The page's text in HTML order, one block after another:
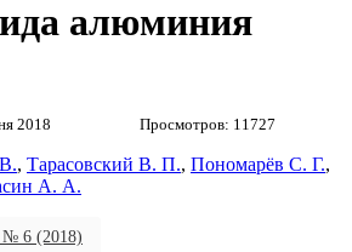
алюминия
2018 Просмотров: 11727
В., Тарасовский В. П., Пономарёв С. Г.,
А. А.
6 (2018)